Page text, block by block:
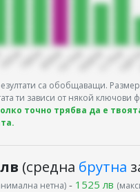
са обобщаващи.
ти зависи от някой ключови
точно трябва да е
(средна брутна
нетна)- 1525 лв